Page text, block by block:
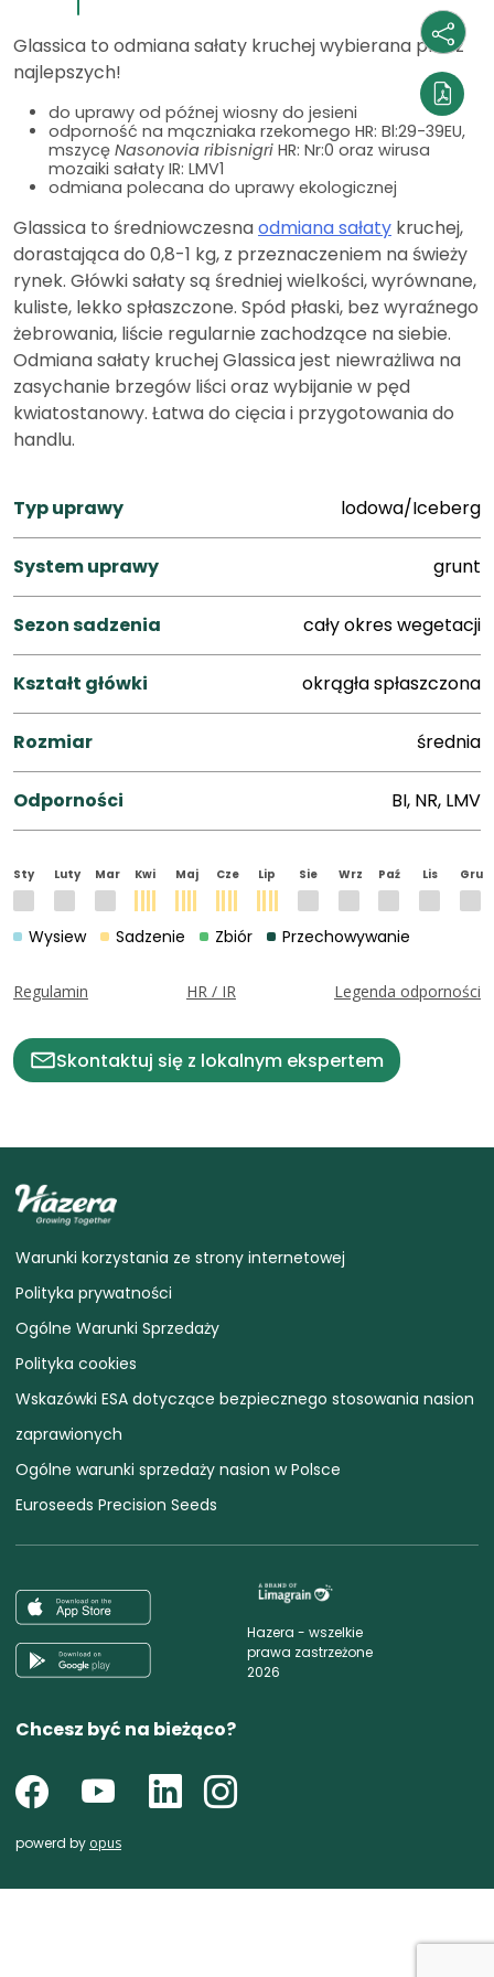
Glassica to odmiana sałaty kruchej wybierana przez
najlepszych!
do uprawy od późnej wiosny do jesieni
odporność na mączniaka rzekomego HR: Bl:29-39EU,
mszycę Nasonovia ribisnigri HR: Nr:0 oraz wirusa
mozaiki sałaty IR: LMV1
odmiana polecana do uprawy ekologicznej
Glassica to średniowczesnaodmiana sałaty kruchej,
dorastająca do 0,8-1 kg, z przeznaczeniem na świeży
rynek. Główki sałaty są średniej wielkości, wyrównane,
kuliste, lekko spłaszczone. Spód płaski, bez wyraźnego
żebrowania, liście regularnie zachodzące na siebie.
Odmiana sałaty kruchej Glassica jest niewrażliwa na
zasychanie brzegów liści oraz wybijanie w pęd
kwiatostanowy. Łatwa do cięcia i przygotowania do
handlu.
Typ uprawy lodowa/Iceberg
System uprawy grunt
Sezon sadzenia cały okres wegetacji
Kształt główki okrągła spłaszczona
Rozmiar średnia
Odporności BI, NR, LMV
Sty Luty Mar Kwi Maj Cze Lip Sie Wrz Paź Lis Gru
Wysiew Sadzenie Zbiór Przechowywanie
Regulamin HR / IR Legenda odporności
Skontaktuj się z lokalnym ekspertem
Warunki korzystania ze strony internetowej
Polityka prywatności
Ogólne Warunki Sprzedaży
Polityka cookies
Wskazówki ESA dotyczące bezpiecznego stosowania nasion
zaprawionych
Ogólne warunki sprzedaży nasion w Polsce
Euroseeds Precision Seeds
Hazera - wszelkie
prawa zastrzeżone
2026
Chcesz być na bieżąco?
powerd by opus